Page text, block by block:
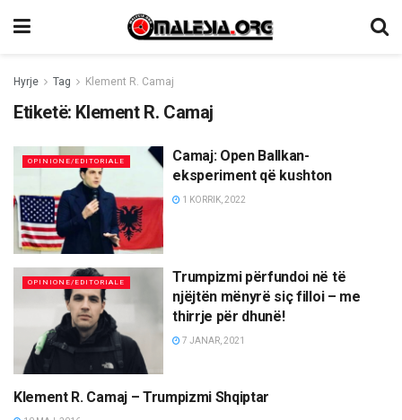
Hyrje Tag Klement R. Camaj
Etiketë: Klement R. Camaj
OPINIONE/EDITORIALE
Camaj: Open Ballkan-
eksperiment që kushton
1 KORRIK, 2022
OPINIONE/EDITORIALE
Trumpizmi përfundoi në të
njëjtën mënyrë siç filloi – me
thirrje për dhunë!
7 JANAR, 2021
OPINIONE/EDITORIALE
Klement R. Camaj – Trumpizmi Shqiptar